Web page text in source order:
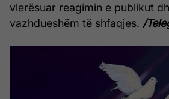
vlerësuar reagimin e publikut
vazhdueshëm të shfaqjes. /